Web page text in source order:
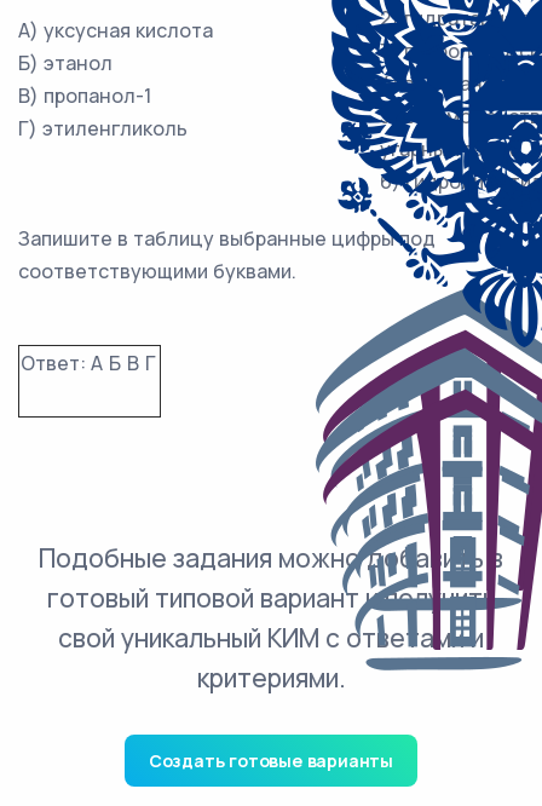
А) уксусная кислота
Б) этанол
В) пропанол-1
Г) этиленгликоль
2) гидратация
3) гидролиз
4)
5)
угарным газом
6) гидролиз
Запишите в таблицу выбранные цифры под
соответствующими буквами.
Ответ: А Б В Г
Подобные задания можно добавить в
готовый типовой вариант и получить
свой уникальный КИМ с ответами и
критериями.
Создать готовые варианты